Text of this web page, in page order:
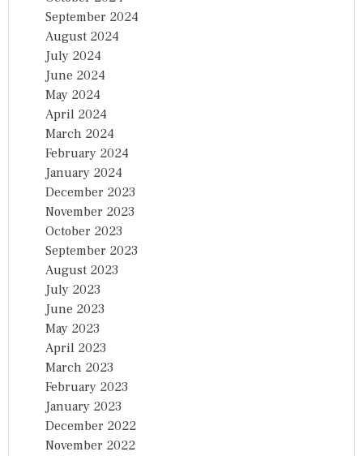
September 2024
August 2024
July 2024
June 2024
May 2024
April 2024
March 2024
February 2024
January 2024
December 2023
November 2023
October 2023
September 2023
August 2023
July 2023
June 2023
May 2023
April 2023
March 2023
February 2023
January 2023
December 2022
November 2022